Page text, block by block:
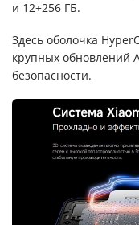
и 12+256 ГБ.
Здесь оболочка
крупных обновлений
безопасности.